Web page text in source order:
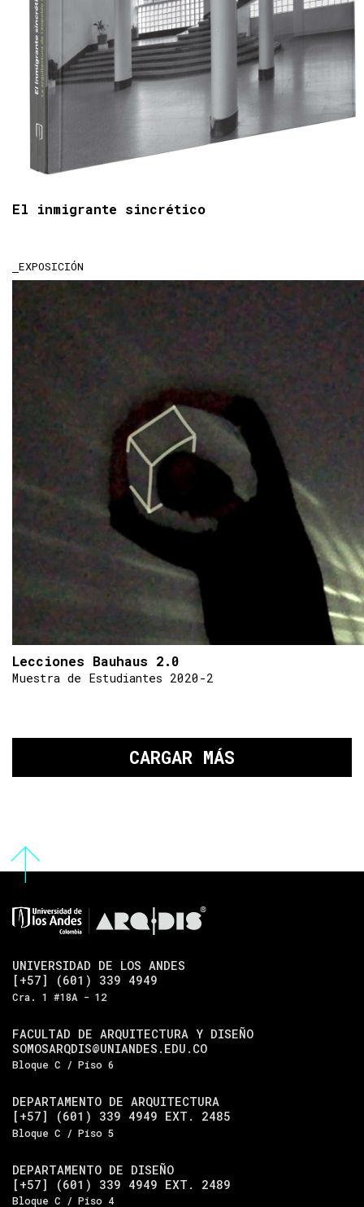
El inmigrante sincrético
EXPOSICIÓN
Lecciones Bauhaus 2.0
Muestra de Estudiantes 2020-2
CARGAR MÁS
UNIVERSIDAD DE LOS ANDES
[+57] (601) 339 4949
Cra. 1 #18A - 12
FACULTAD DE ARQUITECTURA Y DISEÑO
SOMOSARQDIS@UNIANDES.EDU.CO
Bloque C / Piso 6
DEPARTAMENTO DE ARQUITECTURA
[+57] (601) 339 4949 EXT. 2485
Bloque C / Piso 5
DEPARTAMENTO DE DISEÑO
[+57] (601) 339 4949 EXT. 2489
Bloque C / Piso 4